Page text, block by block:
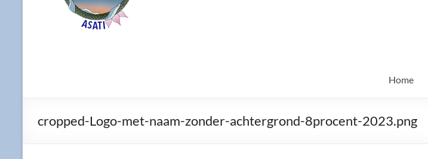
Home
cropped-Logo-met-naam-zonder-achtergrond-8procent-2023.png